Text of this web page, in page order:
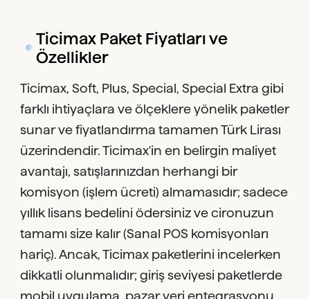
Ticimax Paket Fiyatları ve
Özellikler
Ticimax, Soft, Plus, Special, Special Extra gibi
farklı ihtiyaçlara ve ölçeklere yönelik paketler
sunar ve fiyatlandırma tamamen Türk Lirası
üzerindendir. Ticimax'in en belirgin maliyet
avantajı, satışlarınızdan herhangi bir
komisyon (işlem ücreti) almamasıdır; sadece
yıllık lisans bedelini ödersiniz ve cironuzun
tamamı size kalır (Sanal POS komisyonları
hariç). Ancak, Ticimax paketlerini incelerken
dikkatli olunmalıdır; giriş seviyesi paketlerde
mobil uygulama, pazar yeri entegrasyonu